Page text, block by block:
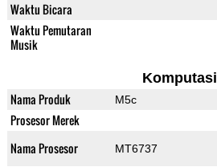
Waktu Bicara
Waktu Pemutaran
Musik
Komputasi
Nama Produk M5c
Prosesor Merek
Nama Prosesor MT6737